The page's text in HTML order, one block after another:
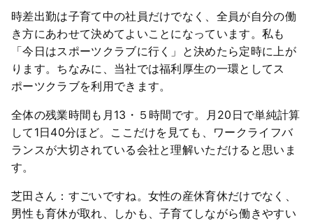
時差出勤は子育て中の社員だけでなく、全員が自分の働
き方にあわせて決めてよいことになっています。私も
「今日はスポーツクラブに行く」と決めたら定時に上が
ります。ちなみに、当社では福利厚生の一環としてス
ポーツクラブを利用できます。
全体の残業時間も月13・５時間です。月20日で単純計算
して1日40分ほど。ここだけを見ても、ワークライフバ
ランスが大切されている会社と理解いただけると思いま
す。
芝田さん：すごいですね。女性の産休育休だけでなく、
男性も育休が取れ、しかも、子育てしながら働きやすい